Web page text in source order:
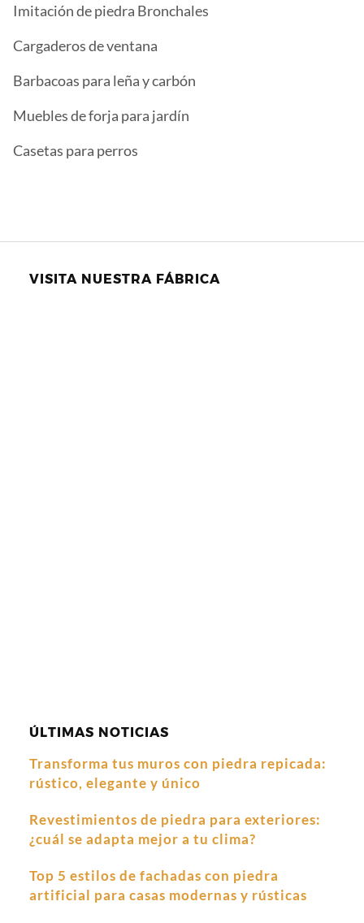
Imitación de piedra Bronchales
Cargaderos de ventana
Barbacoas para leña y carbón
Muebles de forja para jardín
Casetas para perros
VISITA NUESTRA FÁBRICA
ÚLTIMAS NOTICIAS
Transforma tus muros con piedra repicada:
rústico, elegante y único
Revestimientos de piedra para exteriores:
¿cuál se adapta mejor a tu clima?
Top 5 estilos de fachadas con piedra
artificial para casas modernas y rústicas